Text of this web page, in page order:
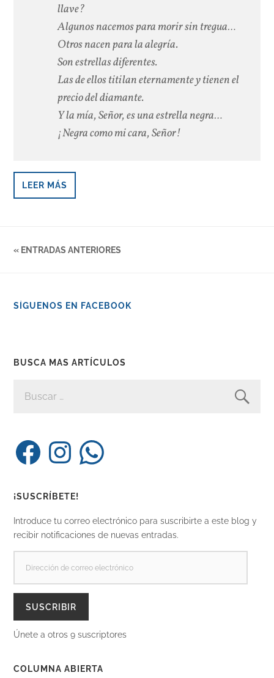
llave?
Algunos nacemos para morir sin tregua…
Otros nacen para la alegría.
Son estrellas diferentes.
Las de ellos titilan eternamente y tienen el
precio del diamante.
Y la mía, Señor, es una estrella negra…
¡Negra como mi cara, Señor!
LEER MÁS
« ENTRADAS ANTERIORES
SÍGUENOS EN FACEBOOK
BUSCA MAS ARTÍCULOS
FacebookInstagramWhatsApp
¡SUSCRÍBETE!
Introduce tu correo electrónico para suscribirte a este blog y
recibir notificaciones de nuevas entradas.
CORREO
SUSCRIBIR
Únete a otros 9 suscriptores
COLUMNA ABIERTA